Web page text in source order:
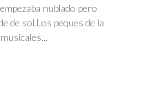
nublado pero
de sol.Los peques de la